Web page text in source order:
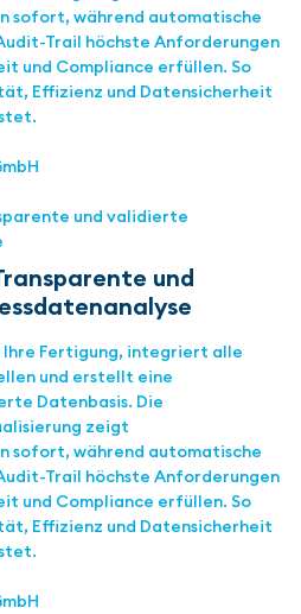
sofort, während automatische
Trail höchste Anforderungen
und Compliance erfüllen. So
Effizienz und Datensicherheit
und
Ihre Fertigung, integriert alle
und erstellt eine
Datenbasis. Die
zeigt
sofort, während automatische
Trail höchste Anforderungen
und Compliance erfüllen. So
Effizienz und Datensicherheit